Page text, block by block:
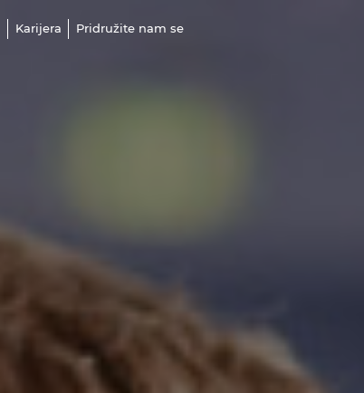
Karijera Pridružite nam se